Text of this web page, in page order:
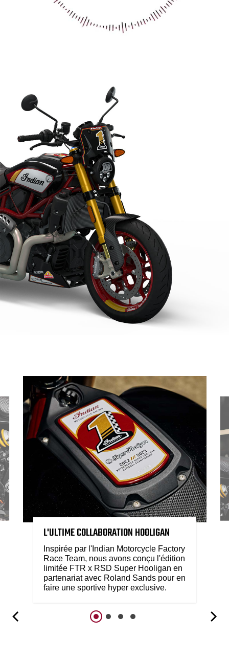
L'ULTIME COLLABORATION HOOLIGAN
Inspirée par l'Indian Motorcycle Factory
Race Team, nous avons conçu l'édition
limitée FTR x RSD Super Hooligan en
partenariat avec Roland Sands pour en
faire une sportive hyper exclusive.